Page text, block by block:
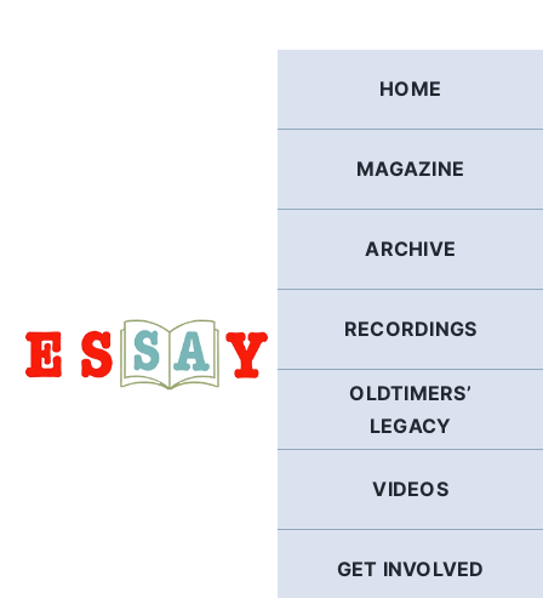
HOME
MAGAZINE
ARCHIVE
RECORDINGS
OLDTIMERS’
LEGACY
VIDEOS
GET INVOLVED